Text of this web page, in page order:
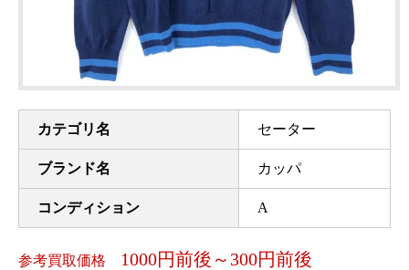
カテゴリ名 セーター
ブランド名 カッパ
コンディション A
参考買取価格 1000円前後～300円前後